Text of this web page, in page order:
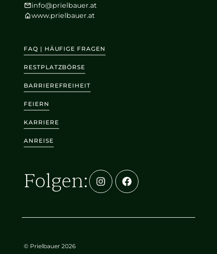
info@prielbauer.at
www.prielbauer.at
FAQ | HÄUFIGE FRAGEN
RESTPLATZBÖRSE
BARRIEREFREIHEIT
FEIERN
KARRIERE
ANREISE
Folgen:
© Prielbauer 2026